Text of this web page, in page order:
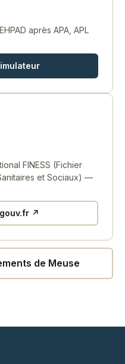
après APA, APL
FINESS (Fichier
et Sociaux) —
↗
de Meuse